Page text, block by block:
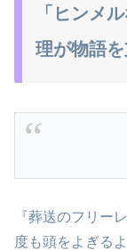
「ヒンメ
理が物語
『葬送のフリー
度も頭をよぎる